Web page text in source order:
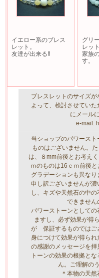
イエロー系のブレス
レット。
友達が出来る‼
グリ
レット
家族
す。
ブレスレットのサイズ
よって、検討させてい
にメール
e-mail.
当ショップのパワース
ものはございません。
は、８mm前後とお考え
ｍのものは16ｃｍ前後
グラデーションも異な
申し訳ございませんが
し、キズや天然石の中
できません
パワーストーンとしての
ますし、必ず効果が得
が 保証するものではご
身につけて効果が得ら
の感謝のメッセージを
トーンの効果の根拠と
ん。ご理解の
＊本物の天然